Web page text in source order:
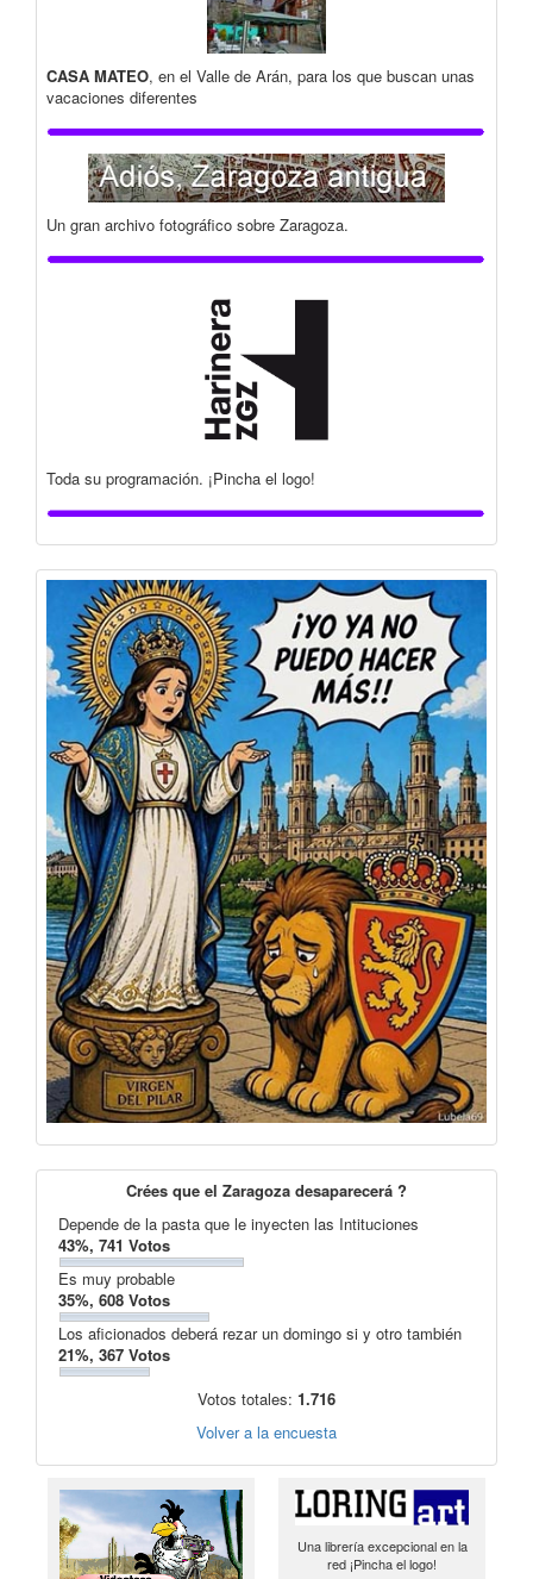
CASA MATEO, en el Valle de Arán, para los que buscan unas
vacaciones diferentes
Un gran archivo fotográfico sobre Zaragoza.
Toda su programación. ¡Pincha el logo!
Crées que el Zaragoza desaparecerá ?
Depende de la pasta que le inyecten las Intituciones
43%, 741 Votos
Es muy probable
35%, 608 Votos
Los aficionados deberá rezar un domingo si y otro también
21%, 367 Votos
Votos totales: 1.716
Volver a la encuesta
Una librería excepcional en la
red ¡Pincha el logo!